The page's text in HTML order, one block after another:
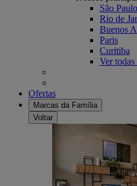
São Paulo
Rio de
Buenos
Paris
Curitiba
Ver todas
Ofertas
Marcas da Família
Voltar